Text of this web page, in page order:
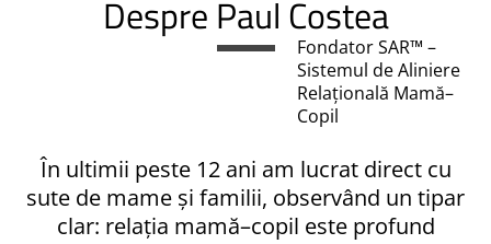
Despre Paul Costea
Fondator SAR™ –
Sistemul de Aliniere
Relațională Mamă–
Copil
În ultimii peste 12 ani am lucrat direct cu
sute de mame și familii, observând un tipar
clar: relația mamă–copil este profund